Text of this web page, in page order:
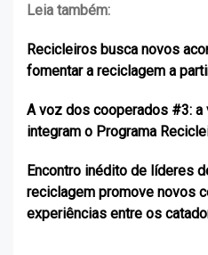
Leia também:
Recicleiros busca novos
fomentar a reciclagem a
A voz dos cooperados #3:
integram o Programa
Encontro inédito de líderes
reciclagem promove novos
experiências entre os